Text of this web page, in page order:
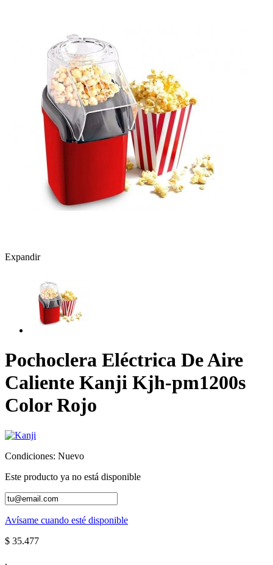
Expandir
Pochoclera Eléctrica De Aire
Caliente Kanji Kjh-pm1200s
Color Rojo
Condiciones: Nuevo
Este producto ya no está disponible
Avísame cuando esté disponible
$ 35.477
.